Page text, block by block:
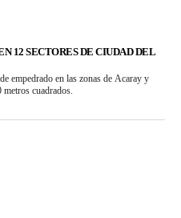
12 SECTORES DE CIUDAD DEL
empedrado en las zonas de Acaray y
cuadrados.